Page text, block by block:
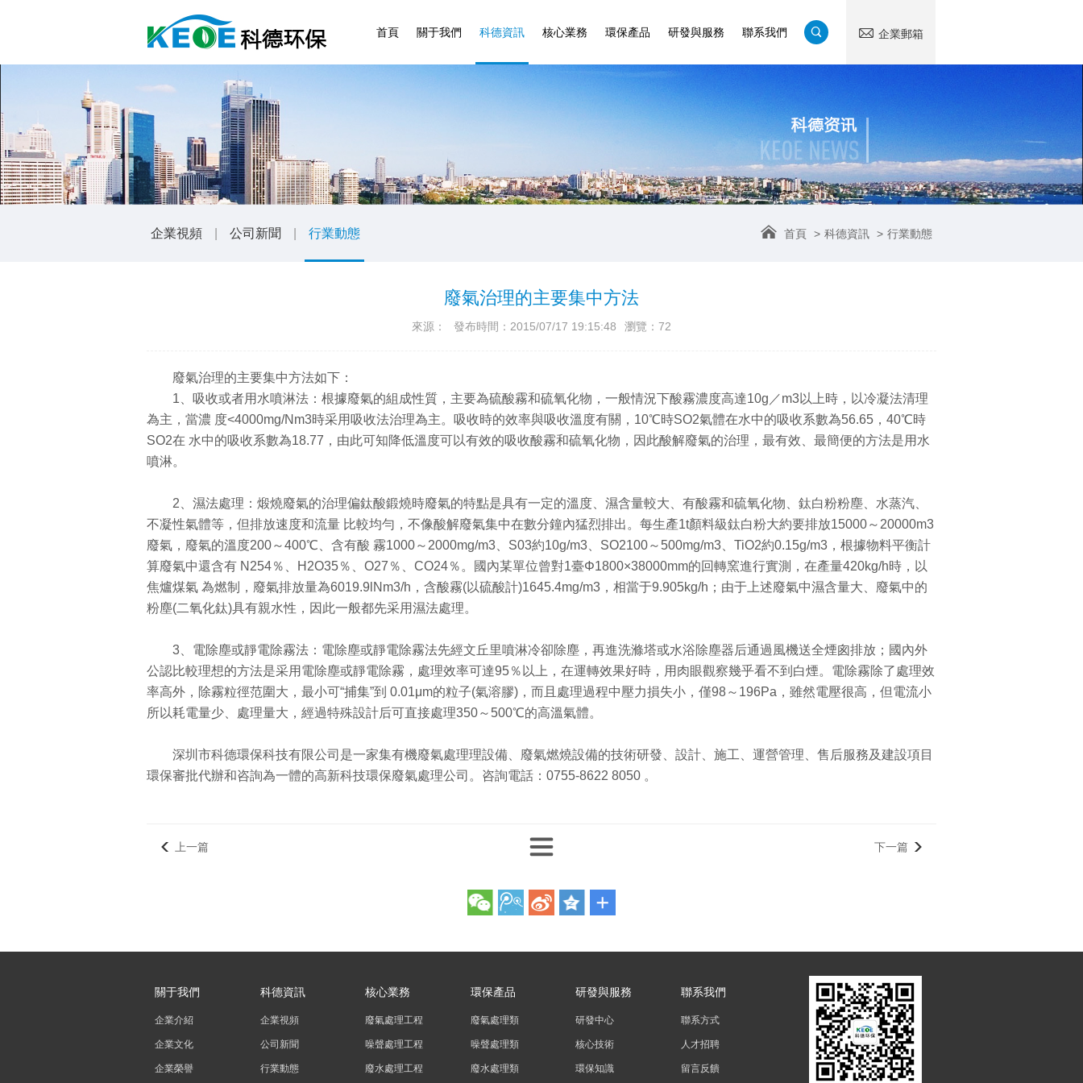
首頁 關于我們 科德資訊 核心業務 環保產品 研發與服務 聯系我們 企業郵箱
企業視頻 公司新聞 行業動態 首頁 > 科德資訊 > 行業動態
廢氣治理的主要集中方法
來源： 發布時間：2015/07/17 19:15:48 瀏覽：72
廢氣治理的主要集中方法如下：
1、吸收或者用水噴淋法：根據廢氣的組成性質，主要為硫酸霧和硫氧化物，一般情況下酸霧濃度高達10g／m3以上時，以冷凝法清理
為主，當濃 度<4000mg/Nm3時采用吸收法治理為主。吸收時的效率與吸收溫度有關，10℃時SO2氣體在水中的吸收系數為56.65，40℃時
SO2在 水中的吸收系數為18.77，由此可知降低溫度可以有效的吸收酸霧和硫氧化物，因此酸解廢氣的治理，最有效、最簡便的方法是用水
噴淋。
2、濕法處理：煅燒廢氣的治理偏鈦酸鍛燒時廢氣的特點是具有一定的溫度、濕含量較大、有酸霧和硫氧化物、鈦白粉粉塵、水蒸汽、
不凝性氣體等，但排放速度和流量 比較均勻，不像酸解廢氣集中在數分鐘內猛烈排出。每生產1t顏料級鈦白粉大約要排放15000～20000m3
廢氣，廢氣的溫度200～400℃、含有酸 霧1000～2000mg/m3、S03約10g/m3、SO2100～500mg/m3、TiO2約0.15g/m3，根據物料平衡計
算廢氣中還含有 N254％、H2O35％、O27％、CO24％。國內某單位曾對1臺Φ1800×38000mm的回轉窯進行實測，在產量420kg/h時，以
焦爐煤氣 為燃制，廢氣排放量為6019.9lNm3/h，含酸霧(以硫酸計)1645.4mg/m3，相當于9.905kg/h；由于上述廢氣中濕含量大、廢氣中的
粉塵(二氧化鈦)具有親水性，因此一般都先采用濕法處理。
3、電除塵或靜電除霧法：電除塵或靜電除霧法先經文丘里噴淋冷卻除塵，再進洗滌塔或水浴除塵器后通過風機送全煙囪排放；國內外
公認比較理想的方法是采用電除塵或靜電除霧，處理效率可達95％以上，在運轉效果好時，用肉眼觀察幾乎看不到白煙。電除霧除了處理效
率高外，除霧粒徑范圍大，最小可“捕集”到 0.01μm的粒子(氣溶膠)，而且處理過程中壓力損失小，僅98～196Pa，雖然電壓很高，但電流小
所以耗電量少、處理量大，經過特殊設計后可直接處理350～500℃的高溫氣體。
深圳市科德環保科技有限公司是一家集有機廢氣處理理設備、廢氣燃燒設備的技術研發、設計、施工、運營管理、售后服務及建設項目
環保審批代辦和咨詢為一體的高新科技環保廢氣處理公司。咨詢電話：0755-8622 8050 。
上一篇 下一篇
關于我們
企業介紹
企業文化
企業榮譽
科德資訊
企業視頻
公司新聞
行業動態
核心業務
廢氣處理工程
噪聲處理工程
廢水處理工程
環保產品
廢氣處理類
噪聲處理類
廢水處理類
研發與服務
研發中心
核心技術
環保知識
聯系我們
聯系方式
人才招聘
留言反饋